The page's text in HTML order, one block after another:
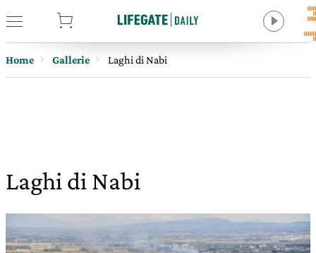
Home Gallerie Laghi di Nabi
Laghi di Nabi